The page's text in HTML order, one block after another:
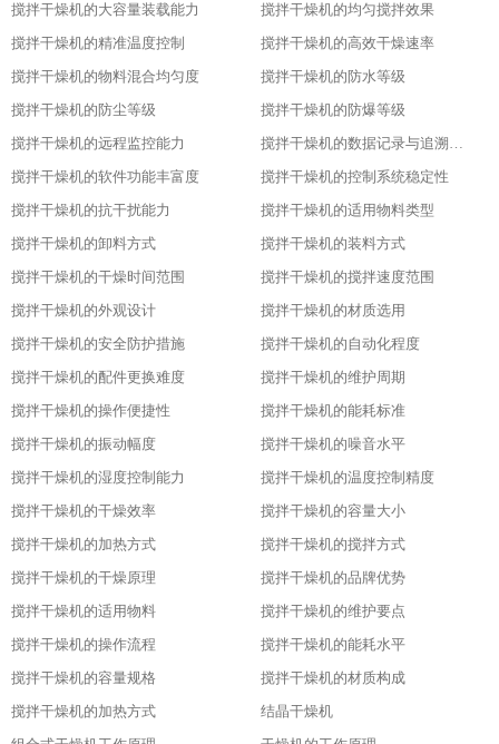
搅拌干燥机的大容量装载能力
搅拌干燥机的均匀搅拌效果
搅拌干燥机的精准温度控制
搅拌干燥机的高效干燥速率
搅拌干燥机的物料混合均匀度
搅拌干燥机的防水等级
搅拌干燥机的防尘等级
搅拌干燥机的防爆等级
搅拌干燥机的远程监控能力
搅拌干燥机的数据记录与追溯功能
搅拌干燥机的软件功能丰富度
搅拌干燥机的控制系统稳定性
搅拌干燥机的抗干扰能力
搅拌干燥机的适用物料类型
搅拌干燥机的卸料方式
搅拌干燥机的装料方式
搅拌干燥机的干燥时间范围
搅拌干燥机的搅拌速度范围
搅拌干燥机的外观设计
搅拌干燥机的材质选用
搅拌干燥机的安全防护措施
搅拌干燥机的自动化程度
搅拌干燥机的配件更换难度
搅拌干燥机的维护周期
搅拌干燥机的操作便捷性
搅拌干燥机的能耗标准
搅拌干燥机的振动幅度
搅拌干燥机的噪音水平
搅拌干燥机的湿度控制能力
搅拌干燥机的温度控制精度
搅拌干燥机的干燥效率
搅拌干燥机的容量大小
搅拌干燥机的加热方式
搅拌干燥机的搅拌方式
搅拌干燥机的干燥原理
搅拌干燥机的品牌优势
搅拌干燥机的适用物料
搅拌干燥机的维护要点
搅拌干燥机的操作流程
搅拌干燥机的能耗水平
搅拌干燥机的容量规格
搅拌干燥机的材质构成
搅拌干燥机的加热方式
结晶干燥机